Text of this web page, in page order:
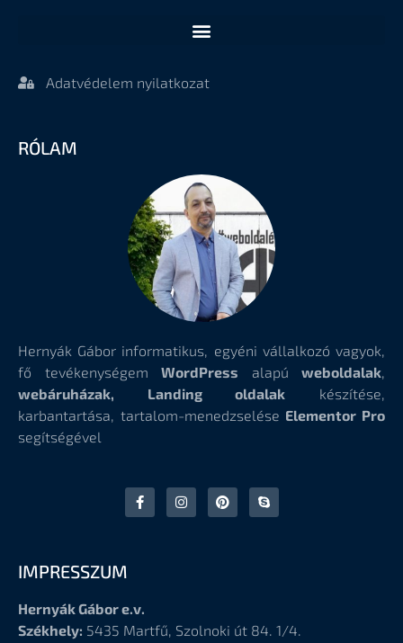
Adatvédelem nyilatkozat
RÓLAM
Hernyák Gábor informatikus, egyéni vállalkozó vagyok,
fő tevékenységem WordPress alapú weboldalak
webáruházak, Landing oldalak készítése,
karbantartása, tartalom-menedzselése Elementor Pro
segítségével
IMPRESSZUM
Hernyák Gábor e.v.
Székhely: 5435 Martfű, Szolnoki út 84. 1/4.